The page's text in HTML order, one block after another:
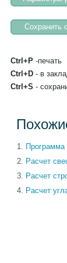
Ctrl+P -печать
Ctrl+D - в
Ctrl+S -
Программа
Расчет
Расчет
Расчет